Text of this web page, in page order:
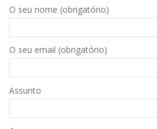
O seu nome (obrigatório)
O seu email (obrigatório)
Assunto